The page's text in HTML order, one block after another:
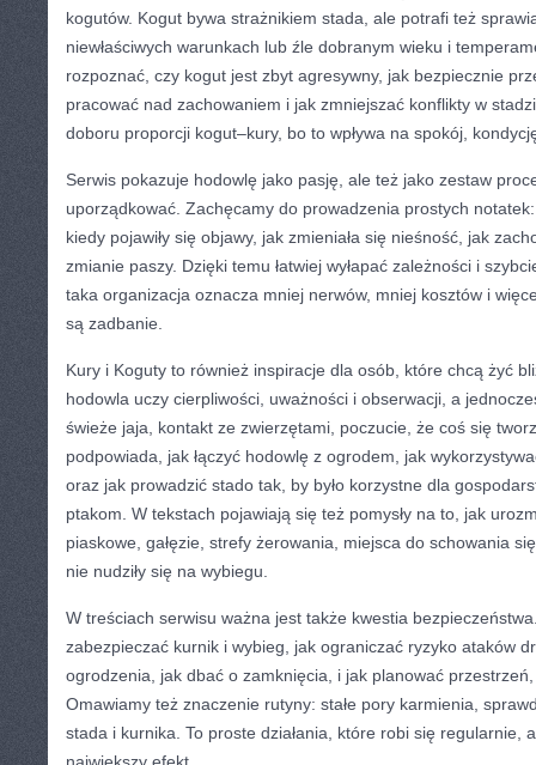
kogutów. Kogut bywa strażnikiem stada, ale potrafi też
niewłaściwych warunkach lub źle dobranym wieku i
rozpoznać, czy kogut jest zbyt agresywny, jak bezpiecznie
pracować nad zachowaniem i jak zmniejszać konflikty w
doboru proporcji kogut–kury, bo to wpływa na spokój,
Serwis pokazuje hodowlę jako pasję, ale też jako zestaw
uporządkować. Zachęcamy do prowadzenia prostych notatek:
kiedy pojawiły się objawy, jak zmieniała się nieśność, jak
zmianie paszy. Dzięki temu łatwiej wyłapać zależności i
taka organizacja oznacza mniej nerwów, mniej kosztów i
są zadbanie.
Kury i Koguty to również inspiracje dla osób, które chcą żyć
hodowla uczy cierpliwości, uważności i obserwacji, a
świeże jaja, kontakt ze zwierzętami, poczucie, że coś się
podpowiada, jak łączyć hodowlę z ogrodem, jak
oraz jak prowadzić stado tak, by było korzystne dla
ptakom. W tekstach pojawiają się też pomysły na to, jak
piaskowe, gałęzie, strefy żerowania, miejsca do schowania
nie nudziły się na wybiegu.
W treściach serwisu ważna jest także kwestia
zabezpieczać kurnik i wybieg, jak ograniczać ryzyko ataków
ogrodzenia, jak dbać o zamknięcia, i jak planować przestrzeń,
Omawiamy też znaczenie rutyny: stałe pory karmienia,
stada i kurnika. To proste działania, które robi się regularnie,